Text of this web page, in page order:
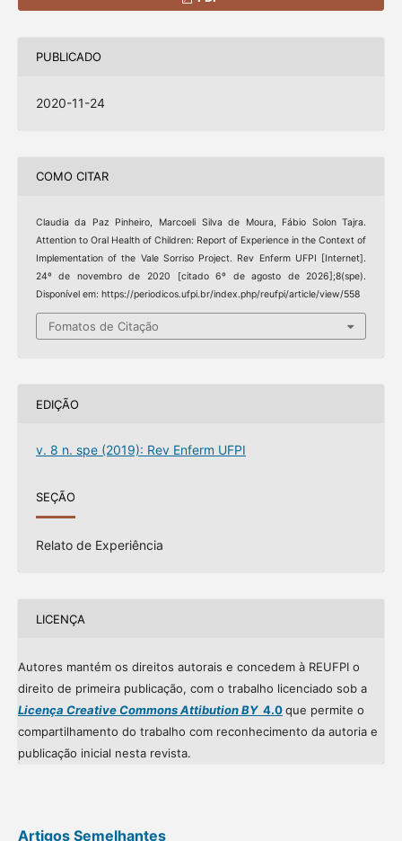
PUBLICADO
2020-11-24
COMO CITAR
Claudia da Paz Pinheiro, Marcoeli Silva de Moura, Fábio Solon Tajra.
Attention to Oral Health of Children: Report of Experience in the Context of
Implementation of the Vale Sorriso Project. Rev Enferm UFPI [Internet].
24º de novembro de 2020 [citado 6º de agosto de 2026];8(spe).
Disponível em: https://periodicos.ufpi.br/index.php/reufpi/article/view/558
Fomatos de Citação
EDIÇÃO
v. 8 n. spe (2019): Rev Enferm UFPI
SEÇÃO
Relato de Experiência
LICENÇA
Autores mantém os direitos autorais e concedem à REUFPI o
direito de primeira publicação, com o trabalho licenciado sob a
Licença Creative Commons Attibution BY4.0que permite o
compartilhamento do trabalho com reconhecimento da autoria e
publicação inicial nesta revista.
Artigos Semelhantes